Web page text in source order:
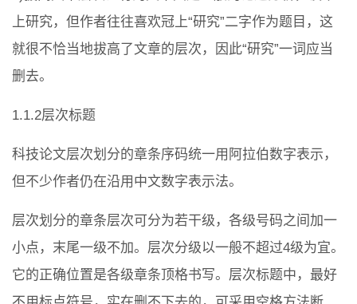
上研究，但作者往往喜欢冠上“研究”二字作为题目，这
就很不恰当地拔高了文章的层次，因此“研究”一词应当
删去。
1.1.2层次标题
科技论文层次划分的章条序码统一用阿拉伯数字表示，
但不少作者仍在沿用中文数字表示法。
层次划分的章条层次可分为若干级，各级号码之间加一
小点，末尾一级不加。层次分级以一般不超过4级为宜。
它的正确位置是各级章条顶格书写。层次标题中，最好